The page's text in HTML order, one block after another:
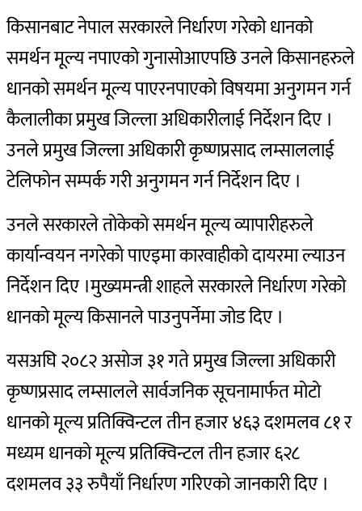
किसानबाट नेपाल सरकारले निर्धारण गरेको धानको
समर्थन मूल्य नपाएको गुनासोआएपछि उनले किसानहरुले
धानको समर्थन मूल्य पाएरनपाएको विषयमा अनुगमन गर्न
कैलालीका प्रमुख जिल्ला अधिकारीलाई निर्देशन दिए ।
उनले प्रमुख जिल्ला अधिकारी कृष्णप्रसाद लम्साललाई
टेलिफोन सम्पर्क गरी अनुगमन गर्न निर्देशन दिए ।
उनले सरकारले तोकेको समर्थन मूल्य व्यापारीहरुले
कार्यान्वयन नगरेको पाएइमा कारवाहीको दायरमा ल्याउन
निर्देशन दिए ।मुख्यमन्त्री शाहले सरकारले निर्धारण गरेको
धानको मूल्य किसानले पाउनुपर्नेमा जोड दिए ।
यसअघि २०८२ असोज ३१ गते प्रमुख जिल्ला अधिकारी
कृष्णप्रसाद लम्सालले सार्वजनिक सूचनामार्फत मोटो
धानको मूल्य प्रतिक्विन्टल तीन हजार ४६३ दशमलव ८१ र
मध्यम धानको मूल्य प्रतिक्विन्टल तीन हजार ६२८
दशमलव ३३ रुपैयाँ निर्धारण गरिएको जानकारी दिए ।